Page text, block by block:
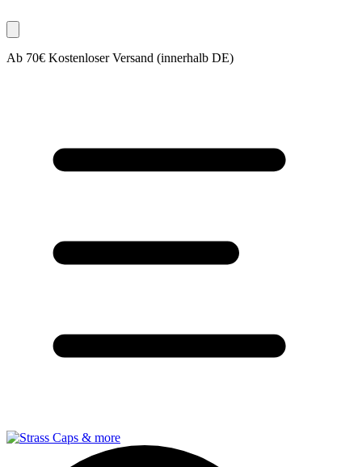
Ab 70€ Kostenloser Versand (innerhalb DE)